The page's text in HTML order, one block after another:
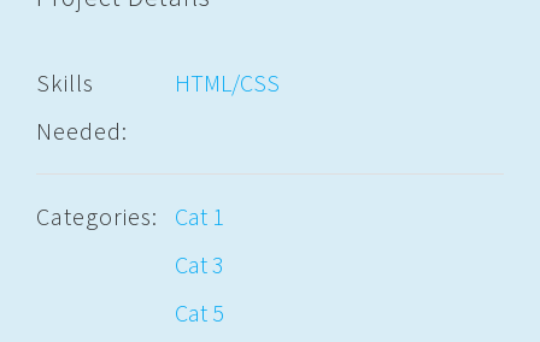
Skills
Needed:
HTML/CSS
Categories:
Cat 1
Cat 3
Cat 5